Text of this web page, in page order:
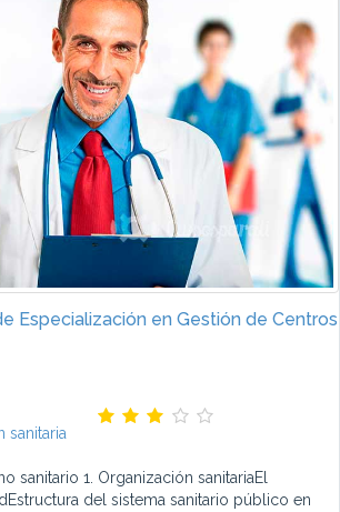
Especialización en Gestión de Centros
sanitaria
sanitario 1. Organización sanitariaEl
del sistema sanitario público en